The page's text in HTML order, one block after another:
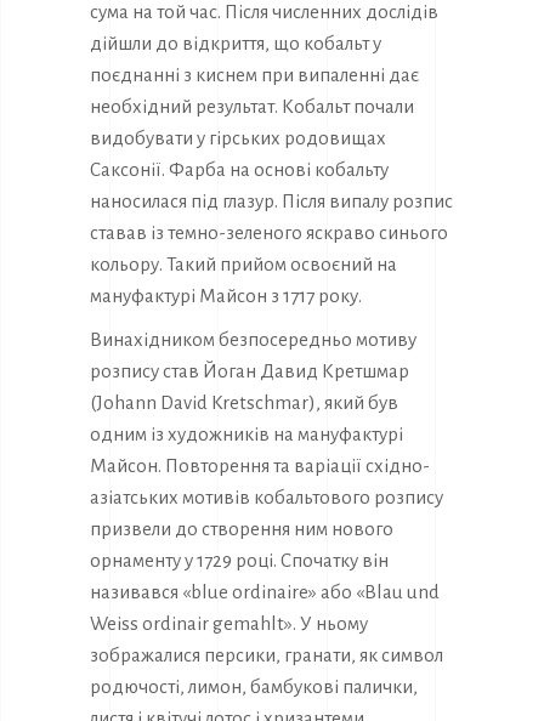
сума на той час. Після численних дослідів
дійшли до відкриття, що кобальт у
поєднанні з киснем при випаленні дає
необхідний результат. Кобальт почали
видобувати у гірських родовищах
Саксонії. Фарба на основі кобальту
наносилася під глазур. Після випалу розпис
ставав із темно-зеленого яскраво синього
кольору. Такий прийом освоєний на
мануфактурі Майсон з 1717 року.
Винахідником безпосередньо мотиву
розпису став Йоган Давид Кретшмар
(Johann David Kretschmar), який був
одним із художників на мануфактурі
Майсон. Повторення та варіації східно-
азіатських мотивів кобальтового розпису
призвели до створення ним нового
орнаменту у 1729 році. Спочатку він
називався «blue ordinaire» або «Blau und
Weiss ordinair gemahlt». У ньому
зображалися персики, гранати, як символ
родючості, лимон, бамбукові палички,